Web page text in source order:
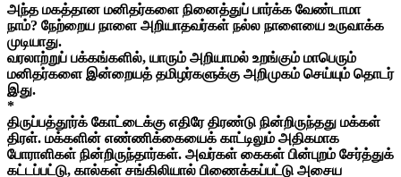
அந்த மகத்தான மனிதர்களை நினைத்துப் பார்க்க வேண்டாமா
நாம்? நேற்றைய நாளை அறியாதவர்கள் நல்ல நாளையை உருவாக்க
முடியாது.
வரலாற்றுப் பக்கங்களில், யாரும் அறியாமல் உறங்கும் மாபெரும்
மனிதர்களை இன்றையத் தமிழர்களுக்கு அறிமுகம் செய்யும் தொடர்
இது.
*
திருப்பத்தூர்க் கோட்டைக்கு எதிரே திரண்டு நின்றிருந்தது மக்கள்
திரள். மக்களின் எண்ணிக்கையைக் காட்டிலும் அதிகமாக
போராளிகள் நின்றிருந்தார்கள். அவர்கள் கைகள் பின்புறம் சேர்த்துக்
கட்டப்பட்டு, கால்கள் சங்கிலியால் பிணைக்கப்பட்டு அசைய